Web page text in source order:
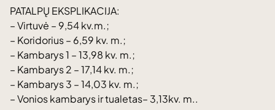
PATALPŲ EKSPLIKACIJA:
– Virtuvė – 9,54 kv.m.;
– Koridorius – 6,59 kv. m.;
– Kambarys 1 – 13,98 kv. m.;
– Kambarys 2 – 17,14 kv. m.;
– Kambarys 3 – 14,03 kv. m.;
– Vonios kambarys ir tualetas– 3,13kv. m..